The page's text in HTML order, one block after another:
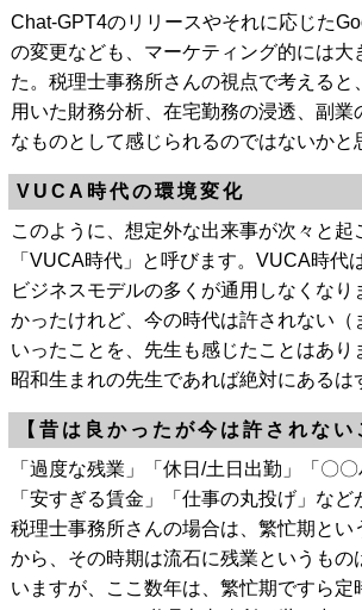
Chat-GPT4のリリースやそれに応じた
の変更なども、マーケティング的には大
た。税理士事務所さんの視点で考えると
用いた財務分析、在宅勤務の浸透、副業
なものとして感じられるのではないかと
VUCA時代の環境変化
このように、想定外な出来事が次々と起
「VUCA時代」と呼びます。VUCA時代
ビジネスモデルの多くが通用しなくなり
かったけれど、今の時代は許されない（
いったことを、先生も感じたことはあり
昭和生まれの先生であれば絶対にあるは
【昔は良かったが今は許されない
「過度な残業」「休日/土日出勤」「〇〇
「安すぎる賃金」「仕事の丸投げ」など
税理士事務所さんの場合は、繁忙期とい
から、その時期は流石に残業というもの
いますが、ここ数年は、繁忙期ですら定